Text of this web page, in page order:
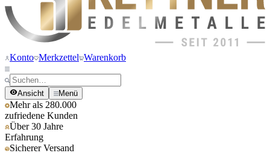
Konto Merkzettel Warenkorb
Ansicht Menü
Mehr als 280.000
zufriedene Kunden
Über 30 Jahre
Erfahrung
Sicherer Versand